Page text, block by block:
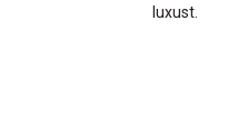
luxust.